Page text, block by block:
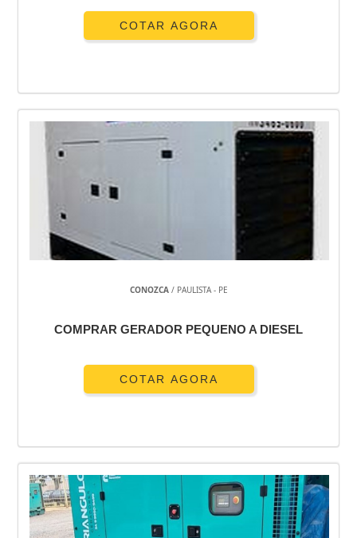
COTAR AGORA
CONOZCA/ PAULISTA - PE
COMPRAR GERADOR PEQUENO A DIESEL
COTAR AGORA